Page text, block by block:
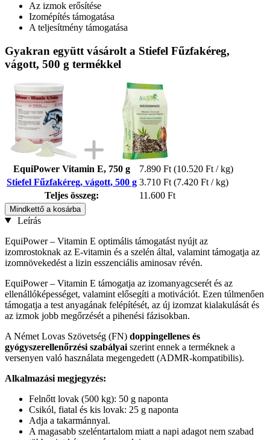
Az izmok erősítése
Izomépítés támogatása
A teljesítmény támogatása
Gyakran együtt vásárolt a Stiefel Fűzfakéreg,
vágott, 500 g termékkel
EquiPower Vitamin E, 750 g 7.890 Ft (10.520 Ft / kg)
Stiefel Fűzfakéreg, vágott, 500 g 3.710 Ft (7.420 Ft / kg)
Teljes összeg:
11.600 Ft
Mindkettő a kosárba
Leírás
EquiPower – Vitamin E optimális támogatást nyújt az
izomrostoknak az E-vitamin és a szelén által, valamint támogatja az
izomnövekedést a lizin esszenciális aminosav révén.
EquiPower – Vitamin E támogatja az izomanyagcserét és az
ellenállóképességet, valamint elősegíti a motivációt. Ezen túlmenően
támogatja a test anyagának felépítését, az új izomzat kialakulását és
az izmok jobb megőrzését a pihenési fázisokban.
A Német Lovas Szövetség (FN) doppingellenes és
gyógyszerellenőrzési szabályai szerint ennek a terméknek a
versenyen való használata megengedett (ADMR-kompatibilis).
Alkalmazási megjegyzés:
Felnőtt lovak (500 kg): 50 g naponta
Csikól, fiatal és kis lovak: 25 g naponta
Adja a takarmánnyal.
A magasabb szeléntartalom miatt a napi adagot nem szabad